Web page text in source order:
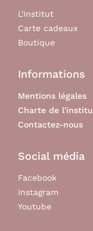
L'Institut
Carte cadeaux
Boutique
Informations
Mentions légales
Charte de
Contactez-nous
Social média
Facebook
Instagram
Youtube